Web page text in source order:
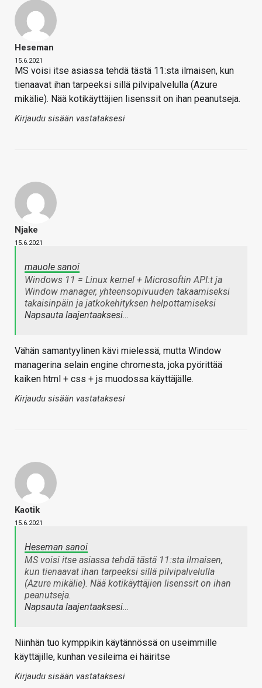
Heseman
15.6.2021
MS voisi itse asiassa tehdä tästä 11:sta ilmaisen, kun
tienaavat ihan tarpeeksi sillä pilvipalvelulla (Azure
mikälie). Nää kotikäyttäjien lisenssit on ihan peanutseja.
Kirjaudu sisään vastataksesi
Njake
15.6.2021
mauole sanoi
Windows 11 = Linux kernel + Microsoftin API:t ja
Window manager, yhteensopivuuden takaamiseksi
takaisinpäin ja jatkokehityksen helpottamiseksi
Napsauta laajentaaksesi…
Vähän samantyylinen kävi mielessä, mutta Window
managerina selain engine chromesta, joka pyörittää
kaiken html + css + js muodossa käyttäjälle.
Kirjaudu sisään vastataksesi
Kaotik
15.6.2021
Heseman sanoi
MS voisi itse asiassa tehdä tästä 11:sta ilmaisen,
kun tienaavat ihan tarpeeksi sillä pilvipalvelulla
(Azure mikälie). Nää kotikäyttäjien lisenssit on ihan
peanutseja.
Napsauta laajentaaksesi…
Niinhän tuo kymppikin käytännössä on useimmille
käyttäjille, kunhan vesileima ei häiritse
Kirjaudu sisään vastataksesi